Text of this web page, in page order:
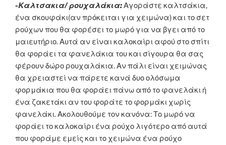
-Καλτσακια/ ρουχαλάκια:Αγοράστε καλτσάκια,
ένα σκουφάκι(αν πρόκειται για χειμώνα) και το σετ
ρούχων που θα φορέσει το μωρό για να βγει από το
μαιευτήριο. Αυτά αν είναι καλοκαίρι αφού στο σπίτι
θα φοράει τα φανελάκια του και σίγουρα θα σας
φέρουν δώρο ρουχαλάκια. Αν πάλι είναι χειμώνας
θα χρειαστεί να πάρετε κανά δυο ολόσωμα
φορμάκια που θα φοράει πάνω από το φανελάκι ή
ένα ζακετάκι αν του φοράτε το φορμάκι χωρίς
φανελάκι. Ακολουθούμε τον κανόνα: Το μωρό να
φοράει το καλοκαίρι ένα ρούχο λιγότερο από αυτά
που φοράμε εμείς και το χειμώνα ένα ρούχο